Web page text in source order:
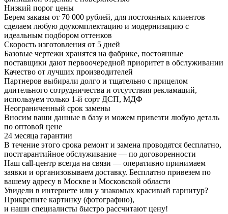
Низкий порог цены
Берем заказы от 70 000 рублей, для постоянных клиентов
сделаем любую доукомплектацию и модернизацию с
идеальным подбором оттенков
Скорость изготовления от 5 дней
Базовые чертежи хранятся на фабрике, постоянные
поставщики дают первоочередной приоритет в обслуживании
Качество от лучших производителей
Партнеров выбирали долго и тщательно с прицелом
длительного сотрудничества и отсутствия рекламаций,
используем только 1-й сорт ДСП, МДФ
Неограниченный срок замены
Вносим ваши данные в базу и можем привезти любую деталь
по оптовой цене
24 месяца гарантии
В течение этого срока ремонт и замена проводятся бесплатно,
постгарантийное обслуживание — по договоренности
Наш call-центр всегда на связи — оперативно принимаем
заявки и организовываем доставку. Бесплатно привезем по
вашему адресу в Москве и Московской области
Увидели в интернете или у знакомых красивый гарнитур?
Прикрепите картинку (фотографию),
и наши специалисты быстро рассчитают цену!